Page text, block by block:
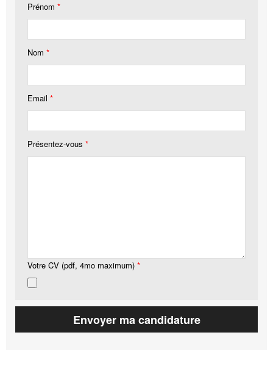
Prénom *
Nom *
Email *
Présentez-vous *
Votre CV (pdf, 4mo maximum) *